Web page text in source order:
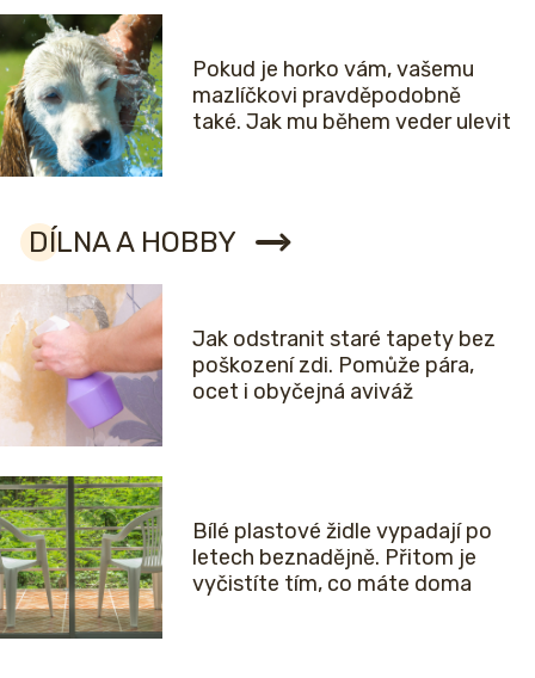
Pokud je horko vám, vašemu
mazlíčkovi pravděpodobně
také. Jak mu během veder ulevit
DÍLNA A HOBBY
Jak odstranit staré tapety bez
poškození zdi. Pomůže pára,
ocet i obyčejná aviváž
Bílé plastové židle vypadají po
letech beznadějně. Přitom je
vyčistíte tím, co máte doma